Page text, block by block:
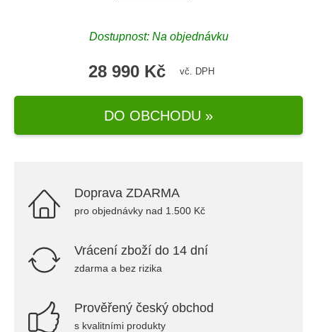
Dostupnost: Na objednávku
28 990 Kč vč. DPH
DO OBCHODU »
Doprava ZDARMA
pro objednávky nad 1.500 Kč
Vrácení zboží do 14 dní
zdarma a bez rizika
Prověřený český obchod
s kvalitními produkty